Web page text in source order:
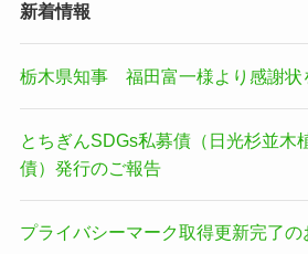
新着情報
栃木県知事 福田富一様より感謝状
とちぎんSDGs私募債（日光杉並木
債）発行のご報告
プライバシーマーク取得更新完了の